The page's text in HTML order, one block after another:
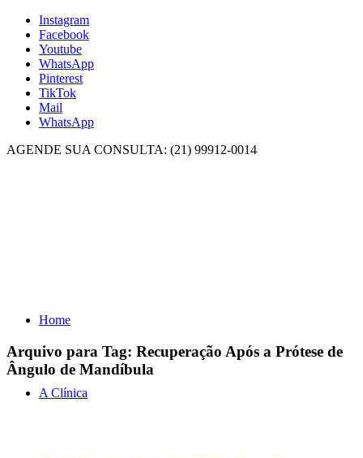
Instagram
Facebook
Youtube
WhatsApp
Pinterest
TikTok
Mail
WhatsApp
AGENDE SUA CONSULTA: (21) 99912-0014
Home
A Clínica
Arquivo para Tag: Recuperação Após a Prótese de
Ângulo de Mandíbula